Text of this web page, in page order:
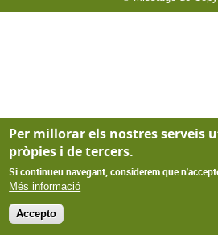
Per millorar els nostres serveis
pròpies i de tercers.
Si continueu navegant, considerem que
Més informació
Accepto